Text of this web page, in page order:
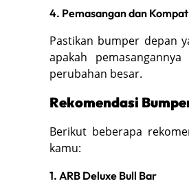
4. Pemasangan dan
Pastikan bumper depan
apakah
perubahan besar.
Rekomendasi
Berikut beberapa
kamu:
1. ARB Deluxe Bull Bar